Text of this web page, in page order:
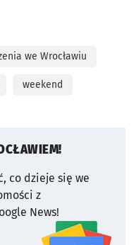
we Wrocławiu
weekend
co dzieje się we
z
News!